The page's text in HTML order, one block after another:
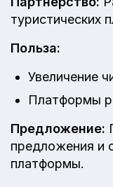
туристических
Польза:
Увеличение
Платформы
Предложение:
предложения и
платформы.